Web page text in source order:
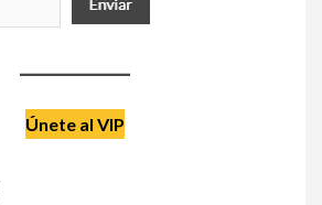
Únete al VIP